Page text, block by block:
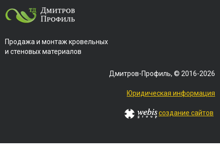
Продажа и монтаж кровельных
и стеновых материалов
Дмитров-Профиль, © 2016-2026
Юридическая информация
создание сайтов